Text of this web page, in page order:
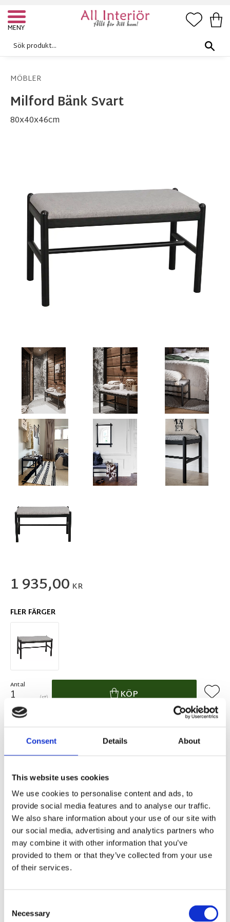
Consent Details About
This website uses cookies
We use cookies to personalise content and ads, to
provide social media features and to analyse our traffic.
We also share information about your use of our site with
our social media, advertising and analytics partners who
may combine it with other information that you’ve
provided to them or that they’ve collected from your use
of their services.
Selection
Necessary
Meny
MÖBLER
Milford Bänk Svart
80x40x46cm
1 935,00 KR
FLER FÄRGER
Antal
st KÖP Lägg
119546
Tillverkare Rowico Home
Enkel betalning med Klarna
BESKRIVNING
Milford sittbänk i massiv svartmålad ek med
grått tåligt polyestertyg.